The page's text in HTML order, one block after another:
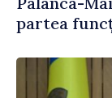
partea